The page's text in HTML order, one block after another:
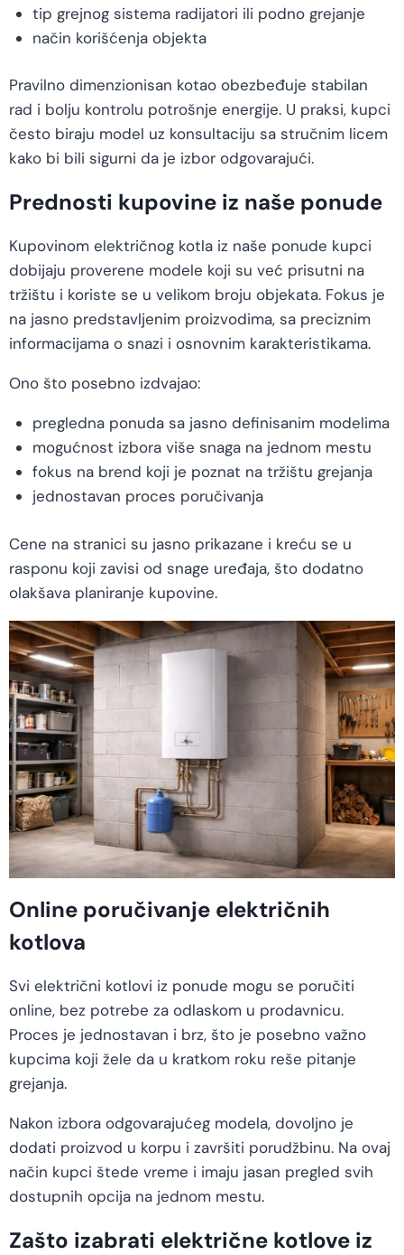
tip grejnog sistema radijatori ili podno grejanje
način korišćenja objekta
Pravilno dimenzionisan kotao obezbeđuje stabilan
rad i bolju kontrolu potrošnje energije. U praksi, kupci
često biraju model uz konsultaciju sa stručnim licem
kako bi bili sigurni da je izbor odgovarajući.
Prednosti kupovine iz naše ponude
Kupovinom električnog kotla iz naše ponude kupci
dobijaju proverene modele koji su već prisutni na
tržištu i koriste se u velikom broju objekata. Fokus je
na jasno predstavljenim proizvodima, sa preciznim
informacijama o snazi i osnovnim karakteristikama.
Ono što posebno izdvajao:
pregledna ponuda sa jasno definisanim modelima
mogućnost izbora više snaga na jednom mestu
fokus na brend koji je poznat na tržištu grejanja
jednostavan proces poručivanja
Cene na stranici su jasno prikazane i kreću se u
rasponu koji zavisi od snage uređaja, što dodatno
olakšava planiranje kupovine.
Online poručivanje električnih
kotlova
Svi električni kotlovi iz ponude mogu se poručiti
online, bez potrebe za odlaskom u prodavnicu.
Proces je jednostavan i brz, što je posebno važno
kupcima koji žele da u kratkom roku reše pitanje
grejanja.
Nakon izbora odgovarajućeg modela, dovoljno je
dodati proizvod u korpu i završiti porudžbinu. Na ovaj
način kupci štede vreme i imaju jasan pregled svih
dostupnih opcija na jednom mestu.
Zašto izabrati električne kotlove iz